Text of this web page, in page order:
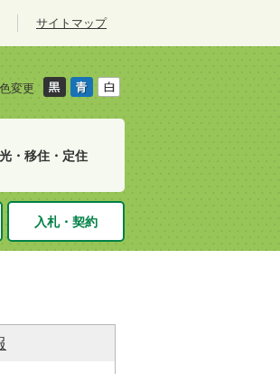
サイトマップ
変更
・移住・定住
入札・契約